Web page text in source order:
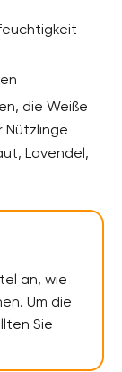
die Weiße
Lavendel,
an, wie
Um die
Sie